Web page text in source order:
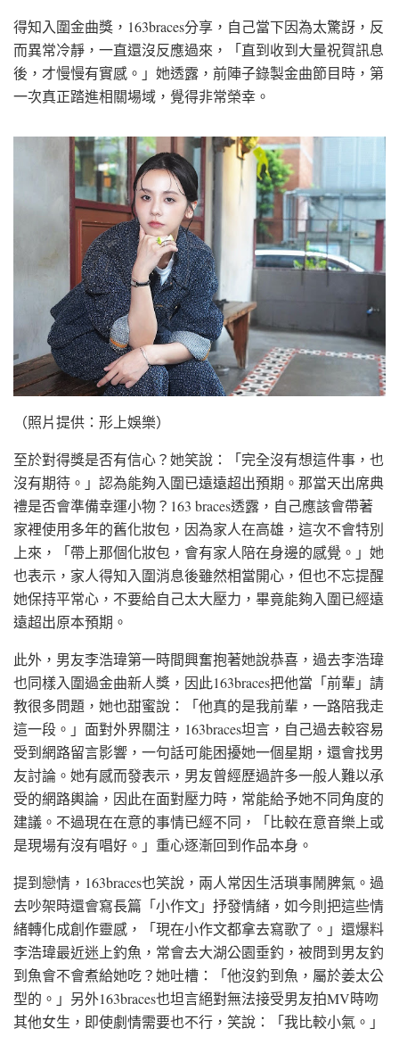
得知入圍金曲獎，163braces分享，自己當下因為太驚訝，反
而異常冷靜，一直還沒反應過來，「直到收到大量祝賀訊息
後，才慢慢有實感。」她透露，前陣子錄製金曲節目時，第
一次真正踏進相關場域，覺得非常榮幸。
（照片提供：形上娛樂）
至於對得獎是否有信心？她笑說：「完全沒有想這件事，也
沒有期待。」認為能夠入圍已遠遠超出預期。那當天出席典
禮是否會準備幸運小物？163 braces透露，自己應該會帶著
家裡使用多年的舊化妝包，因為家人在高雄，這次不會特別
上來，「帶上那個化妝包，會有家人陪在身邊的感覺。」她
也表示，家人得知入圍消息後雖然相當開心，但也不忘提醒
她保持平常心，不要給自己太大壓力，畢竟能夠入圍已經遠
遠超出原本預期。
此外，男友李浩瑋第一時間興奮抱著她說恭喜，過去李浩瑋
也同樣入圍過金曲新人獎，因此163braces把他當「前輩」請
教很多問題，她也甜蜜說：「他真的是我前輩，一路陪我走
這一段。」面對外界關注，163braces坦言，自己過去較容易
受到網路留言影響，一句話可能困擾她一個星期，還會找男
友討論。她有感而發表示，男友曾經歷過許多一般人難以承
受的網路輿論，因此在面對壓力時，常能給予她不同角度的
建議。不過現在在意的事情已經不同，「比較在意音樂上或
是現場有沒有唱好。」重心逐漸回到作品本身。
提到戀情，163braces也笑說，兩人常因生活瑣事鬧脾氣。過
去吵架時還會寫長篇「小作文」抒發情緒，如今則把這些情
緒轉化成創作靈感，「現在小作文都拿去寫歌了。」還爆料
李浩瑋最近迷上釣魚，常會去大湖公園垂釣，被問到男友釣
到魚會不會煮給她吃？她吐槽：「他沒釣到魚，屬於姜太公
型的。」另外163braces也坦言絕對無法接受男友拍MV時吻
其他女生，即使劇情需要也不行，笑說：「我比較小氣。」